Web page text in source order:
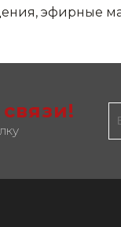
эфирные